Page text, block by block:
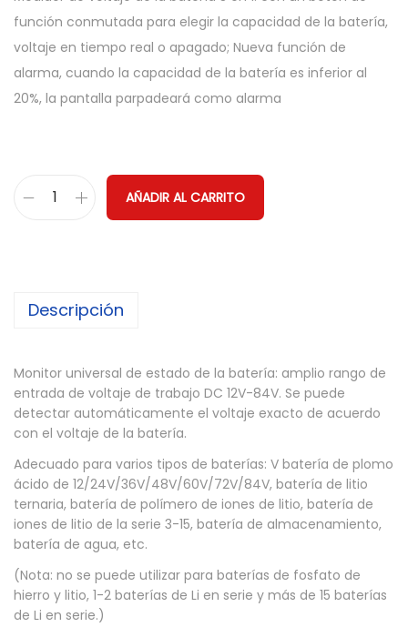
función conmutada para elegir la capacidad de la batería,
voltaje en tiempo real o apagado; Nueva función de
alarma, cuando la capacidad de la batería es inferior al
20%, la pantalla parpadeará como alarma
d
i
n
d
i
c
a
d
r
c
AÑADIR AL CARRITO
Descripción
Monitor universal de estado de la batería: amplio rango de
entrada de voltaje de trabajo DC 12V-84V. Se puede
detectar automáticamente el voltaje exacto de acuerdo
con el voltaje de la batería.
Adecuado para varios tipos de baterías: V batería de plomo
ácido de 12/24V/36V/48V/60V/72V/84V, batería de litio
ternaria, batería de polímero de iones de litio, batería de
iones de litio de la serie 3-15, batería de almacenamiento,
batería de agua, etc.
(Nota: no se puede utilizar para baterías de fosfato de
hierro y litio, 1-2 baterías de Li en serie y más de 15 baterías
de Li en serie.)